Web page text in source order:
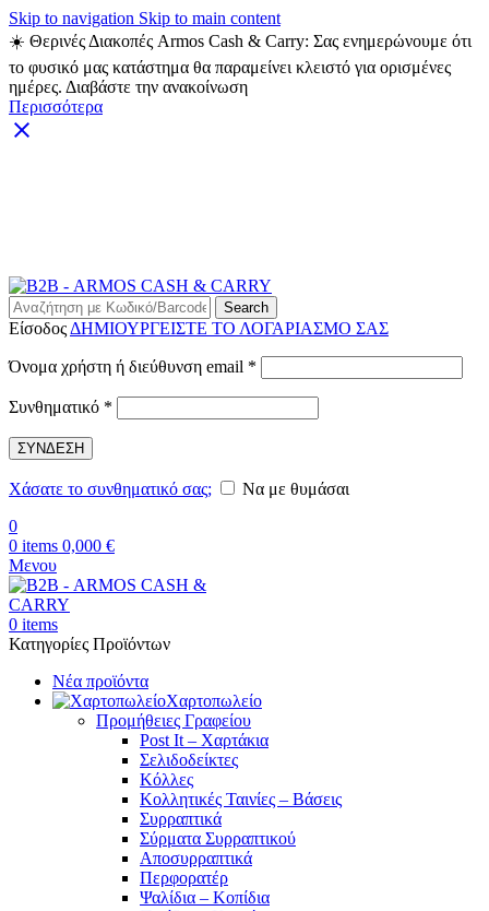
Skip to navigation Skip to main content
☀️ Θερινές Διακοπές Armos Cash & Carry: Σας ενημερώνουμε ότι
το φυσικό μας κατάστημα θα παραμείνει κλειστό για ορισμένες
ημέρες. Διαβάστε την ανακοίνωση
Περισσότερα
Search
Είσοδος ΔΗΜΙΟΥΡΓΕΙΣΤΕ ΤΟ ΛΟΓΑΡΙΑΣΜΟ ΣΑΣ
Όνομα χρήστη ή διεύθυνση email *
Συνθηματικό *
ΣΥΝΔΕΣΗ
Χάσατε το συνθηματικό σας;
Να με θυμάσαι
0
0 items 0,000 €
Μενου
0 items
Κατηγορίες Προϊόντων
Νέα προϊόντα
Χαρτοπωλείο
Προμήθειες Γραφείου
Post It – Χαρτάκια
Σελιδοδείκτες
Κόλλες
Κολλητικές Ταινίες – Βάσεις
Συρραπτικά
Σύρματα Συρραπτικού
Αποσυρραπτικά
Περφορατέρ
Ψαλίδια – Κοπίδια